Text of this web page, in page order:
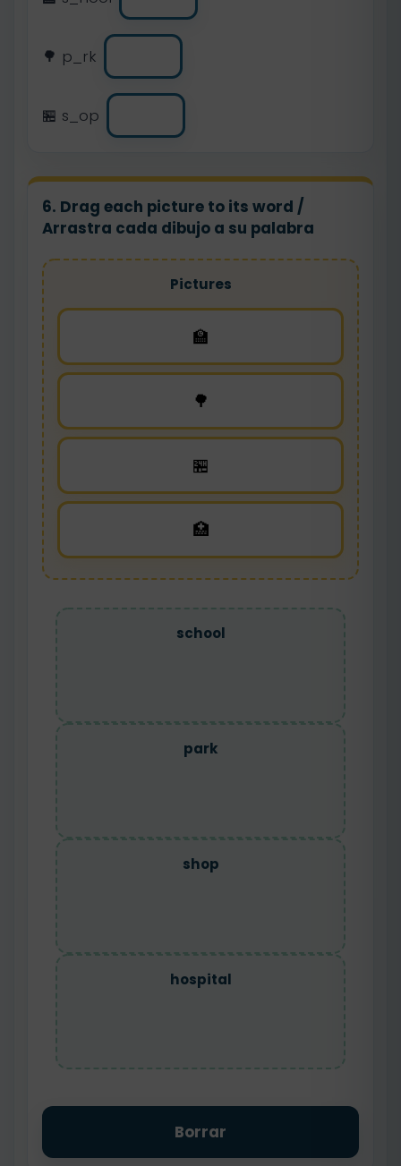
🌳 p_rk
🏪 s_op
6. Drag each picture to its word /
Arrastra cada dibujo a su palabra
Pictures
🏫
🌳
🏪
🏥
school
park
shop
hospital
Borrar